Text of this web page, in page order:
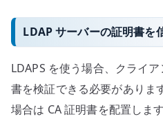
LDAP サーバーの証明書を
LDAPS を使う場合、クライ
書を検証できる必要がありま
場合は CA 証明書を配置します